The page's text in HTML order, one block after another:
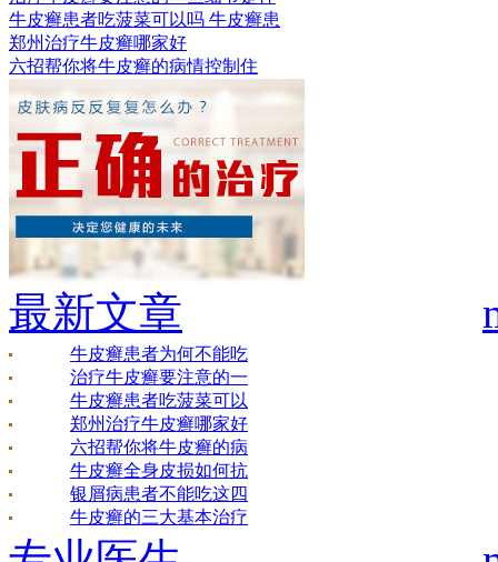
牛皮癣患者吃菠菜可以吗 牛皮癣患
郑州治疗牛皮癣哪家好
六招帮你将牛皮癣的病情控制住
最新文章
牛皮癣患者为何不能吃
治疗牛皮癣要注意的一
牛皮癣患者吃菠菜可以
郑州治疗牛皮癣哪家好
六招帮你将牛皮癣的病
牛皮癣全身皮损如何抗
银屑病患者不能吃这四
牛皮癣的三大基本治疗